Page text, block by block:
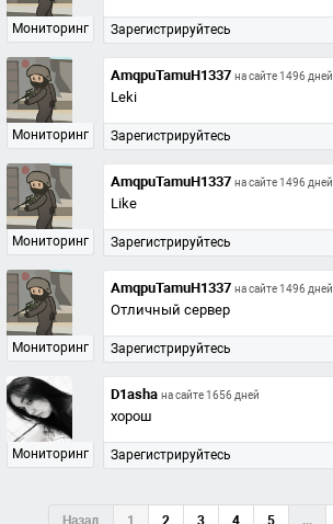
Мониторинг Зарегистрируйтесь
Мониторинг
AmqpuTamuH1337 на сайте 1496 дней
Leki
Зарегистрируйтесь
Мониторинг
AmqpuTamuH1337 на сайте 1496 дней
Like
Зарегистрируйтесь
Мониторинг
AmqpuTamuH1337 на сайте 1496 дней
Отличный сервер
Зарегистрируйтесь
Мониторинг
D1asha на сайте 1656 дней
хорош
Зарегистрируйтесь
Назад 1 2 3 4 5 ...